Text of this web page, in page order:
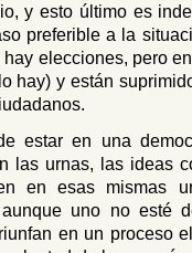
y esto último es
preferible a la
elecciones, pero
hay) y están
estar en una
las urnas, las ideas
en esas mismas
uno no esté
en un proceso